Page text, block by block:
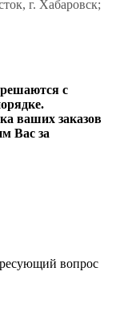
г. Хабаровск;
с
ваших заказов
Вас за
вопрос